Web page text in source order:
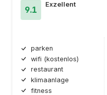
9.1
Exzellent
parken
wifi (kostenlos)
restaurant
klimaanlage
fitness